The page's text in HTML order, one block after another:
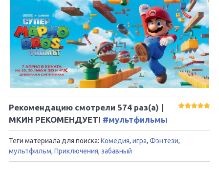
Рекомендацию смотрели 574 раз(а) |
МКИН РЕКОМЕНДУЕТ! #мультфильмы
Теги материала для поиска: Комедия, игра, Фэнтези,
мультфильм, Приключения, забавный